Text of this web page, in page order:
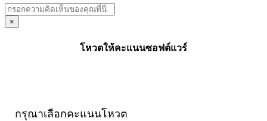
×
โหวตให้คะแนนซอฟต์แวร์
กรุณาเลือกคะแนนโหวต